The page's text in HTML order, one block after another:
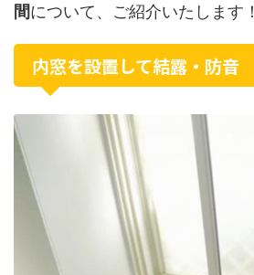
間について、ご紹介いたします！
内窓を設置して結露・防音